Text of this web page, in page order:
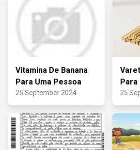
Vitamina De Banana
Para Uma Pessoa
25 September 2024
Para
25